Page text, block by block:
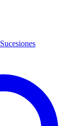
Sucesiones